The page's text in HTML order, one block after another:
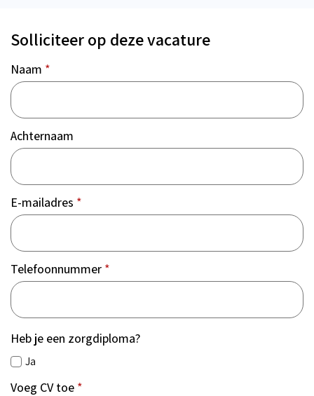
Solliciteer op deze vacature
Naam *
Achternaam
E-mailadres *
Telefoonnummer *
Heb je een zorgdiploma?
Ja
Voeg CV toe *